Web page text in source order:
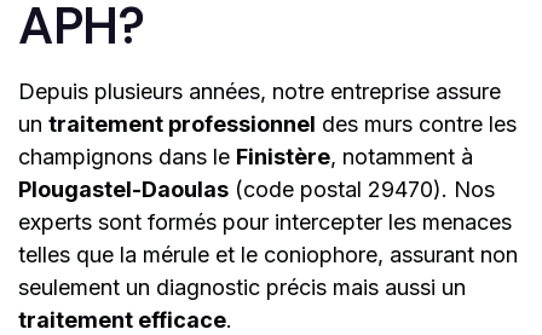
APH?
Depuis plusieurs années, notre entreprise assure
un traitement professionnel des murs contre les
champignons dans le Finistère, notamment à
Plougastel-Daoulas (code postal 29470). Nos
experts sont formés pour intercepter les menaces
telles que la mérule et le coniophore, assurant non
seulement un diagnostic précis mais aussi un
traitement efficace.